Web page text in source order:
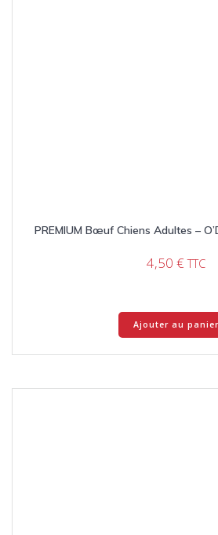
PREMIUM Bœuf Chiens Adultes –
4,50 € TTC
Ajouter au panier